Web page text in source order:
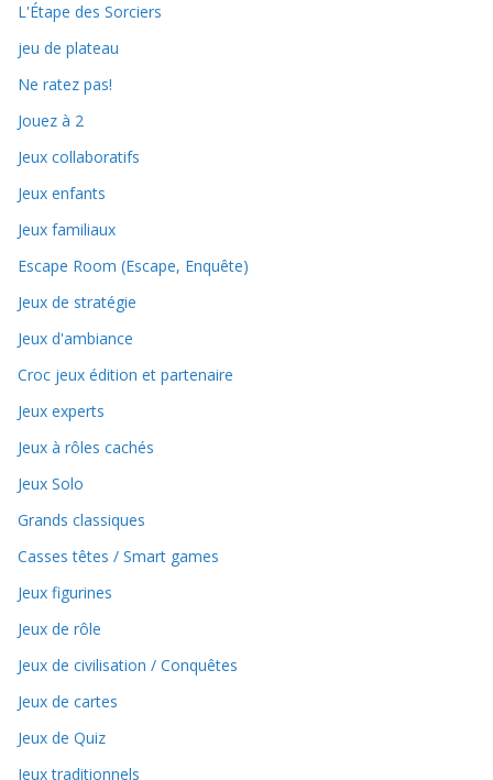
L'Étape des Sorciers
jeu de plateau
Ne ratez pas!
Jouez à 2
Jeux collaboratifs
Jeux enfants
Jeux familiaux
Escape Room (Escape, Enquête)
Jeux de stratégie
Jeux d'ambiance
Croc jeux édition et partenaire
Jeux experts
Jeux à rôles cachés
Jeux Solo
Grands classiques
Casses têtes / Smart games
Jeux figurines
Jeux de rôle
Jeux de civilisation / Conquêtes
Jeux de cartes
Jeux de Quiz
Jeux traditionnels